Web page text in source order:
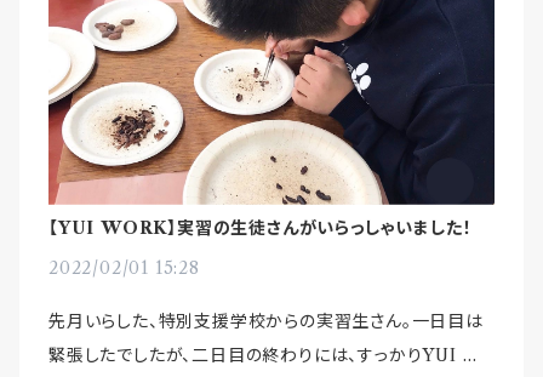
【YUI WORK】実習の生徒さんがいらっしゃいました！
2022/02/01 15:28
先月いらした、特別支援学校からの実習生さん。一日目は
緊張したでしたが、二日目の終わりには、すっかりYUI W